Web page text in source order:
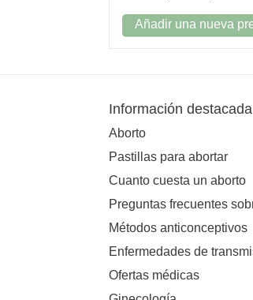
Añadir una nueva
Información destacada
Aborto
Pastillas para abortar
Cuanto cuesta un aborto
Preguntas frecuentes
Métodos anticonceptivos
Enfermedades de
Ofertas médicas